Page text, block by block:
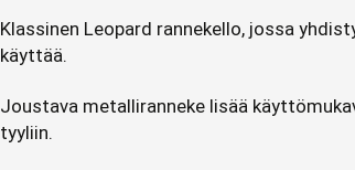
Klassinen Leopard rannekello, jossa
käyttää.
Joustava metalliranneke lisää
tyyliin.